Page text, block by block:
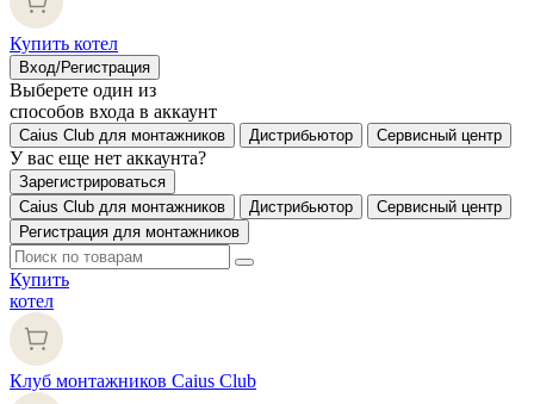
Купить котел
Вход/Регистрация
Выберете один из
способов входа в аккаунт
Caius Club для монтажников Дистрибьютор Сервисный центр
У вас еще нет аккаунта?
Зарегистрироваться
Caius Club для монтажников
Дистрибьютор
Сервисный центр
Регистрация для монтажников
Купить
котел
Клуб монтажников Caius Club